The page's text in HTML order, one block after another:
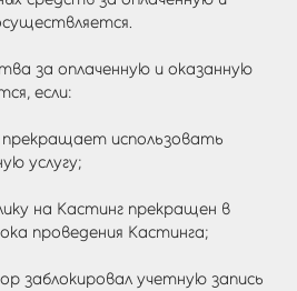
за оплаченную и оказанную
если:
прекращает использовать
услугу;
на Кастинг прекращен в
проведения Кастинга;
заблокировал учетную запись